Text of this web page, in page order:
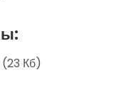
(23 Кб)